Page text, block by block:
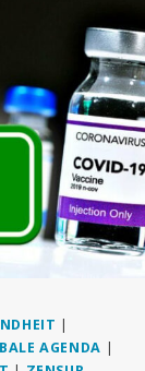
|
AGENDA |